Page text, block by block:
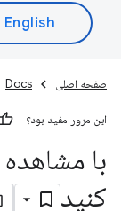
صفحه اصلی Docs
این مرور مفید بود؟
کنید